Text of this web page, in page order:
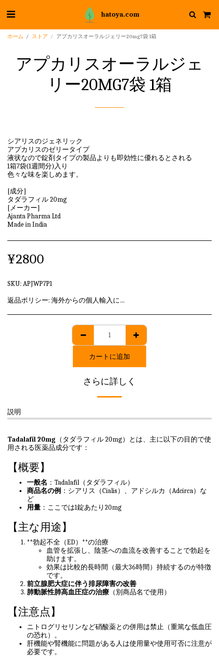
hatoya.com
ホーム ストア アプカリスオーラルジェリー20mg7袋 1箱
アプカリスオーラルジェ
リー20MG7袋 1箱
シアリスのジェネリック
アプカリスのゼリータイプ
液状なので錠剤タイプの製品よりも即効性に優れるとされる
1箱7袋(1週間分)入り
色々な味を楽しめます。
[成分]
タダラフィル 20mg
[メーカー]
Ajanta Pharma Ltd
Made in India
¥2800
SKU: APJWP7P1
返品ポリシー: 海外からの個人輸入に該当しますため、発送後のキャンセル・返品はいずれも承れません。
カートに追加
さらに詳しく
説明
Tadalafil 20mg （タダラフィル 20mg）とは、主に以下の目的で使
用される医薬品成分です：
【概要】
一般名 ：Tadalafil（タダラフィル）
商品名の例 ：シアリス（Cialis）、アドシルカ（Adcirca）な
ど
用量 ：ここでは1錠あたり20mg
【主な用途】
**勃起不全（ED）**の治療
血管を拡張し、陰茎への血流を改善することで勃起を
助けます。
効果は比較的長時間（最大36時間）持続するのが特徴
です。
前立腺肥大症に伴う排尿障害の改善
肺動脈性肺高血圧症の治療 （別商品名で使用）
【注意点】
ニトログリセリンなど硝酸薬との併用は禁止（重篤な低血圧
の恐れ）。
肝機能や腎機能に問題がある人は使用量や使用可否に注意が
必要です。